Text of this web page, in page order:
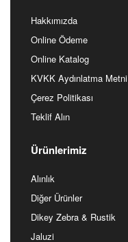
Hakkımızda
Online Ödeme
Online Katalog
KVKK Aydınlatma Metni
Çerez Politikası
Teklif Alın
Ürünlerimiz
Alınlık
Diğer Ürünler
Dikey Zebra & Rustik
Jaluzi